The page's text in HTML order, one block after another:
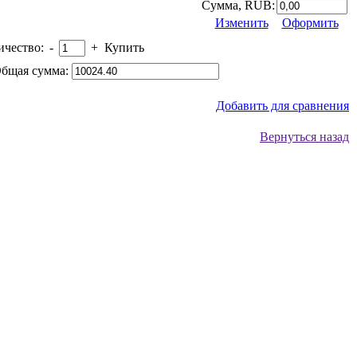
Сумма, RUB:
Изменить
Оформить
- + Купить
сумма:
Добавить для сравнения
Вернуться назад